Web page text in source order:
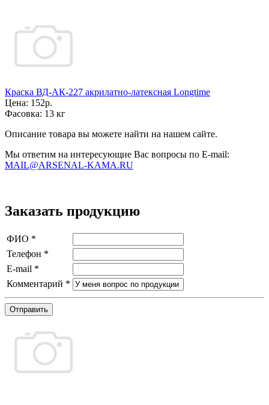
Краска ВД-АК-227 акрилатно-латексная Longtime
Цена: 152р.
Фасовка: 13 кг
Описание товара вы можете найти на нашем сайте.
Мы ответим на интересующие Вас вопросы по E-mail:
MAIL@ARSENAL-KAMA.RU
Заказать продукцию
ФИО *
Телефон *
E-mail *
Комментарий *
Отправить